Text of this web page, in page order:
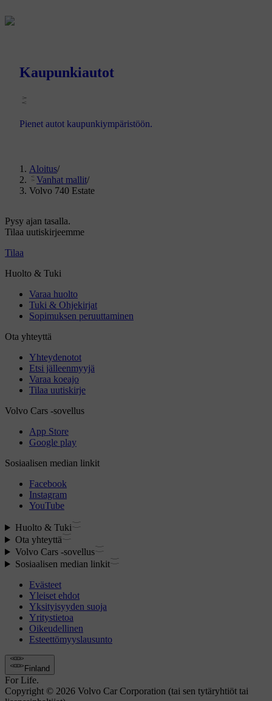
Kaupunkiautot
Pienet autot kaupunkiympäristöön.
Aloitus/
Vanhat mallit/
Volvo 740 Estate